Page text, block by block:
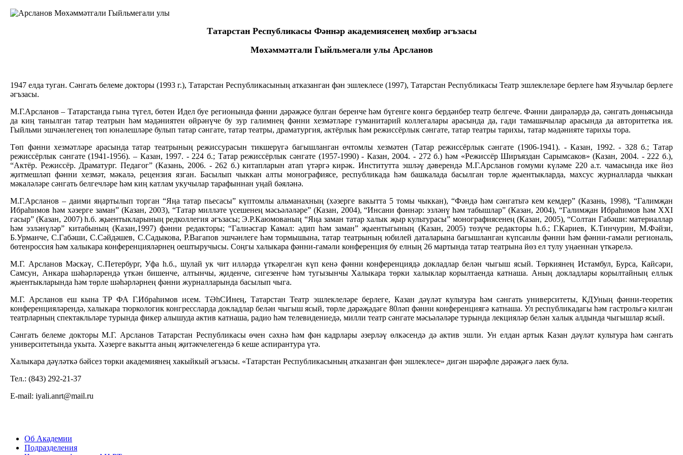
Татарстан Республикасы Фәннәр академиясенең мөхбир әгъзасы
Мөхәммәтгали Гыйльмегали улы Арсланов
1947 елда туган. Сәнгать белеме докторы (1993 г.), Татарстан Республикасының атказанган фән эшлеклесе (1997), Татарстан Республикасы Театр эшлеклеләре берлеге һәм Язучылар берлеге
әгъзасы.
М.Г.Арсланов – Татарстанда гына түгел, бөтен Идел буе регионында фәнни дәрәҗәсе булган беренче һәм бүгенге көнгә бердәнбер театр белгече. Фәнни даирәләрдә дә, сәнгать дөньясында
да киң танылган татар театрын һәм мәдәниятен өйрәнүче бу зур галимнең фәнни хезмәтләре гуманитарий коллегалары арасында да, гади тамашачылар арасында да авторитетка ия.
Гыйльми эшчәнлегенең төп юнәлешләре булып татар сәнгате, татар театры, драматургия, актёрлык һәм режиссёрлык сәнгате, татар театры тарихы, татар мәдәнияте тарихы тора.
Төп фәнни хезмәтләре арасында татар театрының режиссурасын тикшерүгә багышланган өчтомлы хезмәтен (Татар режиссёрлык сәнгате (1906-1941). - Казан, 1992. - 328 б.; Татар
режиссёрлык сәнгате (1941-1956). – Казан, 1997. - 224 б.; Татар режиссёрлык сәнгате (1957-1990) - Казан, 2004. - 272 б.) һәм «Режиссёр Ширъяздан Сарымсаков» (Казан, 2004. - 222 б.),
“Актёр. Режиссёр. Драматург. Педагог” (Казань, 2006. - 262 б.) китапларын атап үтәргә кирәк. Институтта эшләү дәверендә М.Г.Арсланов гомуми күләме 220 а.т. чамасында ике йөз
җитмешләп фәнни хезмәт, мәкалә, рецензия язган. Басылып чыккан алты монографиясе, республикада һәм башкалада басылган төрле җыентыкларда, махсус журналларда чыккан
мәкаләләре сәнгать белгечләре һәм киң катлам укучылар тарафыннан уңай бәяләнә.
М.Г.Арсланов – даими яңартылып торган “Яңа татар пьесасы” күптомлы альманахның (хәзерге вакытта 5 томы чыккан), “Фәндә һәм сәнгатьтә кем кемдер” (Казань, 1998), “Галимҗан
Ибраһимов һәм хәзерге заман” (Казан, 2003), “Татар милләте үсешенең мәсьәләләре” (Казан, 2004), “Инсани фәннәр: эзләнү һәм табышлар” (Казан, 2004), “Галимҗан Ибраһимов һәм ХХI
гасыр” (Казан, 2007) һ.б. җыентыкларының редколлегия әгъзасы; Э.Р.Каюмованың “Яңа заман татар халык җыр культурасы” монографиясенең (Казан, 2005), “Солтан Габәши: материаллар
һәм эзләнүләр” китабының (Казан,1997) фәнни редакторы; “Галиәсгар Камал: әдип һәм заман” җыентыгының (Казан, 2005) төзүче редакторы һ.б.; Г.Кариев, К.Тинчурин, М.Фәйзи,
Б.Урманче, С.Габәши, С.Сәйдәшев, С.Садыкова, Р.Вагапов эшчәнлеге һәм тормышына, татар театрының юбилей даталарына багышланган күпсанлы фәнни һәм фәнни-гамәли региональ,
бөтенроссия һәм халыкара конференцияләрнең оештыручысы. Соңгы халыкара фәнни-гамәли конференция бу елның 26 мартында татар театрына йөз ел тулу уңаеннан үткәрелә.
М.Г. Арсланов Мәскәү, С.Петербург, Уфа һ.б., шулай ук чит илләрдә үткәрелгән күп кенә фәнни конференциядә докладлар белән чыгыш ясый. Төркиянең Истамбул, Бурса, Кайсәри,
Самсун, Анкара шәһәрләрендә үткән бишенче, алтынчы, җиденче, сигезенче һәм тугызынчы Халыкара төрки халыклар корылтаенда катнаша. Аның докладлары корылтайның еллык
җыентыкларында һәм төрле шәһәрләрнең фәнни журналларында басылып чыга.
М.Г. Арсланов еш кына ТР ФА Г.Ибраһимов исем. ТӘһСИнең, Татарстан Театр эшлеклеләре берлеге, Казан дәүләт культура һәм сәнгать университеты, КДУның фәнни-теоретик
конференцияләрендә, халыкара тюркологик конгрессларда докладлар белән чыгыш ясый, төрле дәрәҗәдәге 80ләп фәнни конференциягә катнаша. Ул республикадагы һәм гастрольгә килгән
театрларның спектакльләре турында фикер алышуда актив катнаша, радио һәм телевидениедә, милли театр сәнгате мәсьәләләре турында лекцияләр белән халык алдында чыгышлар ясый.
Сәнгать белеме докторы М.Г. Арсланов Татарстан Республикасы өчен сәхнә һәм фән кадрлары әзерләү өлкәсендә дә актив эшли. Ун елдан артык Казан дәүләт культура һәм сәнгать
университетында укыта. Хәзерге вакытта аның җитәкчелегендә 6 кеше аспирантура үтә.
Халыкара дәүләткә бәйсез төрки академиянең хакыйкый әгъзасы. «Татарстан Республикасының атказанган фән эшлеклесе» дигән шәрәфле дәрәҗәгә лаек була.
Тел.: (843) 292-21-37
E-mail: iyali.anrt@mail.ru
Об Академии
Подразделения